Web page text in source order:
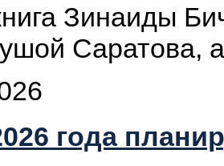
Зинаиды
Саратова,
года